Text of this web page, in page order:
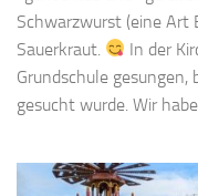
Schwarzwurst (eine
Sauerkraut.
In der
Grundschule gesungen,
gesucht wurde. Wir